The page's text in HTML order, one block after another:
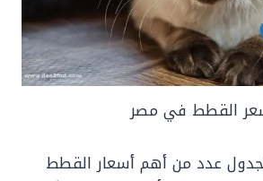
القطط في مصر
عدد من أهم أسعار القطط